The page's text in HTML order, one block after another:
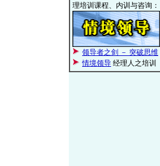
理培训课程、内训与咨询：
领导者之剑 － 突破思维
情境领导 经理人之培训